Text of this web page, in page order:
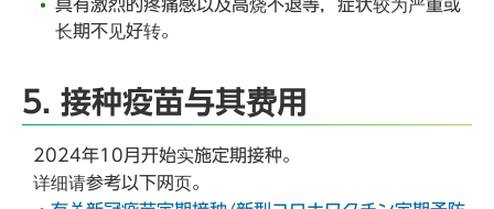
具有激烈的疼痛感以及高烧不退等，症状较为严重或
长期不见好转。
5. 接种疫苗与其费用
2024年10月开始实施定期接种。
详细请参考以下网页。